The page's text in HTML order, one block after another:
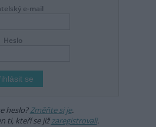
e-mail
Heslo
heslo?Změňte si je.
ti, kteří se jižzaregistrovali.